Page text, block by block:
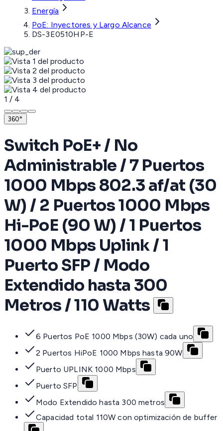
Energía
PoE: Inyectores y Largo Alcance
DS-3E0510HP-E
1 / 4
360°
Switch PoE+ / No
Administrable / 7 Puertos
1000 Mbps 802.3 af/at (30
W) / 2 Puertos 1000 Mbps
Hi-PoE (90 W) / 1 Puertos
1000 Mbps Uplink / 1
Puerto SFP / Modo
Extendido hasta 300
Metros / 110 Watts
6 Puertos PoE 1000 Mbps (30W) cada uno
2 Puertos HiPoE 1000 Mbps hasta 90W
Puerto UPLINK 1000 Mbps
Puerto SFP
Modo Extendido hasta 300 metros
Capacidad total 110W con optimización de buffer